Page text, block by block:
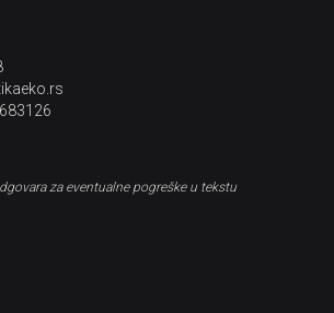
za eventualne pogreške u tekstu